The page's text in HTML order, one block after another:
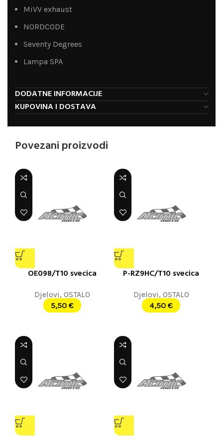
MiVV exhaust
NORDCODE
Seventy Degrees
Lampa SPA
DODATNE INFORMACIJE
KUPOVINA I DOSTAVA
Povezani proizvodi
OE098/T10 svecica
Djelovi, OSTALO
5,50 €
P-RZ9HC/T10 svecica
Djelovi, OSTALO
4,50 €